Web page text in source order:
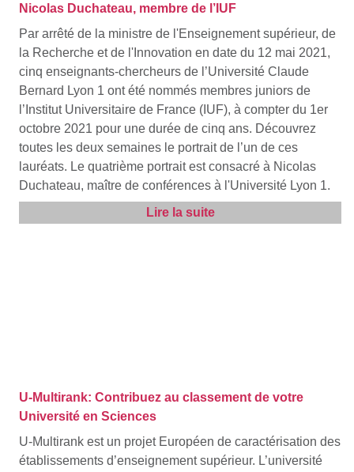
Nicolas Duchateau, membre de l’IUF
Par arrêté de la ministre de l'Enseignement supérieur, de
la Recherche et de l'Innovation en date du 12 mai 2021,
cinq enseignants-chercheurs de l’Université Claude
Bernard Lyon 1 ont été nommés membres juniors de
l’Institut Universitaire de France (IUF), à compter du 1er
octobre 2021 pour une durée de cinq ans. Découvrez
toutes les deux semaines le portrait de l’un de ces
lauréats. Le quatrième portrait est consacré à Nicolas
Duchateau, maître de conférences à l'Université Lyon 1.
Lire la suite
U-Multirank: Contribuez au classement de votre
Université en Sciences
U-Multirank est un projet Européen de caractérisation des
établissements d’enseignement supérieur. L’université